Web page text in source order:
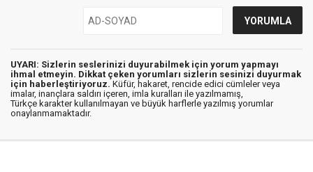
UYARI: Sizlerin seslerinizi duyurabilmek için yorum yapmayı
ihmal etmeyin. Dikkat çeken yorumları sizlerin sesinizi duyurmak
için haberleştiriyoruz. Küfür, hakaret, rencide edici cümleler veya
imalar, inançlara saldırı içeren, imla kuralları ile yazılmamış,
Türkçe karakter kullanılmayan ve büyük harflerle yazılmış yorumlar
onaylanmamaktadır.